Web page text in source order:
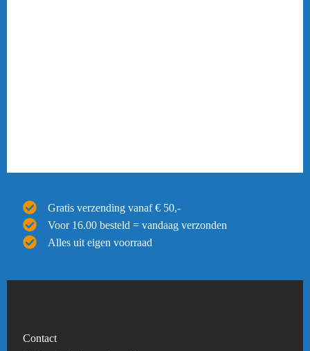
Gratis verzending vanaf € 50,-
Voor 16.00 besteld = vandaag verzonden
Alles uit eigen voorraad
Contact